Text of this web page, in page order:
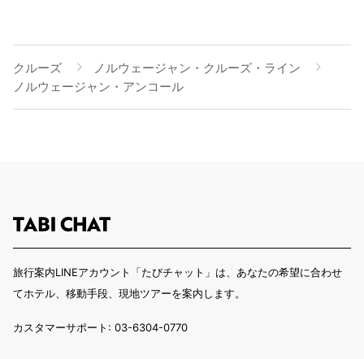
クルーズ
ノルウェージャン・クルーズ・ライン
ノルウェージャン・アンコール
旅行案内LINEアカウント「たびチャット」は、あなたの希望に合わせ
てホテル、移動手段、現地ツアーを案内します。
カスタマーサポート: 03-6304-0770